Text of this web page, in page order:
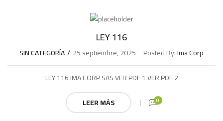
LEY 116
SIN CATEGORÍA 25 septiembre, 2025 Posted By:Ima Corp
LEY 116 IMA CORP SAS VER PDF 1 VER PDF 2
LEER MÁS
0